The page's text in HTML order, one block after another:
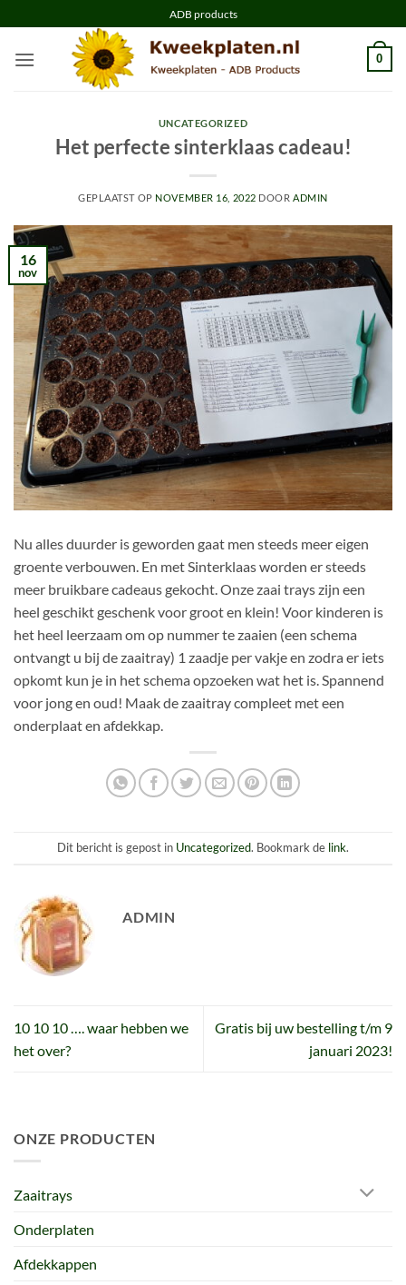
naar
inhoud
ADB products
0
UNCATEGORIZED
Het perfecte sinterklaas cadeau!
GEPLAATST OP NOVEMBER 16, 2022 DOOR ADMIN
16
nov
Nu alles duurder is geworden gaat men steeds meer eigen
groente verbouwen. En met Sinterklaas worden er steeds
meer bruikbare cadeaus gekocht. Onze zaai trays zijn een
heel geschikt geschenk voor groot en klein! Voor kinderen is
het heel leerzaam om op nummer te zaaien (een schema
ontvangt u bij de zaaitray) 1 zaadje per vakje en zodra er iets
opkomt kun je in het schema opzoeken wat het is. Spannend
voor jong en oud! Maak de zaaitray compleet met een
onderplaat en afdekkap.
Dit bericht is gepost in Uncategorized. Bookmark de link.
ADMIN
10 10 10 …. waar hebben we
het over?
Gratis bij uw bestelling t/m 9
januari 2023!
ONZE PRODUCTEN
Zaaitrays
Onderplaten
Afdekkappen